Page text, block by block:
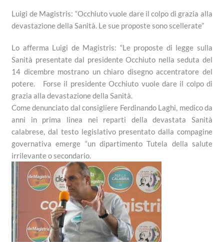
Luigi de Magistris: “Occhiuto vuole dare il colpo di grazia alla
devastazione della Sanità. Le sue proposte sono scellerate”
Lo afferma Luigi de Magistris: “Le proposte di legge sulla
Sanità presentate dal presidente Occhiuto nella seduta del
14 dicembre mostrano un chiaro disegno accentratore del
potere. Forse il presidente Occhiuto vuole dare il colpo di
grazia alla devastazione della Sanità.
Come denunciato dal consigliere Ferdinando Laghi, medico da
anni in prima linea nei reparti della devastata Sanità
calabrese, dal testo legislativo presentato dalla compagine
governativa emerge “un dipartimento Tutela della salute
irrilevante o secondario.